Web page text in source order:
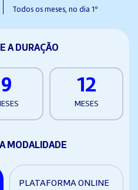
Todos os meses, no dia 1º
A DURAÇÃO
9 12
MESES
MODALIDADE
PLATAFORMA ONLINE